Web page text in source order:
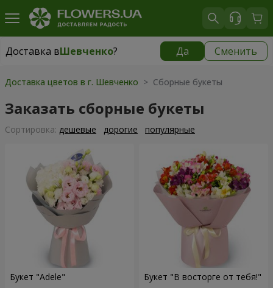
Доставка вШевченко? Да Сменить
Доставка вШевченко|
Доставка цветов в г. Шевченко > Сборные букеты
Заказать сборные букеты
Cортировка: дешевые дорогие популярные
Букет "Adele" Букет "В восторге от тебя!"